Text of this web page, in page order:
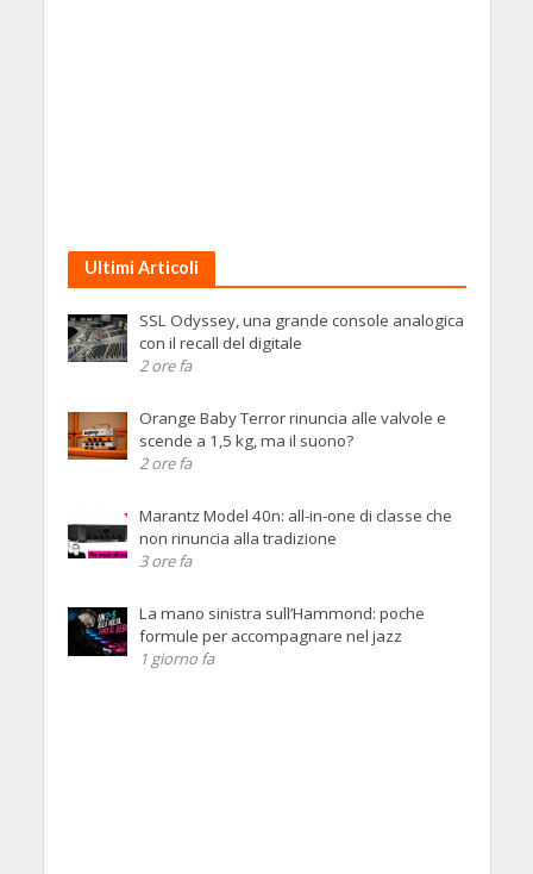
Ultimi Articoli
SSL Odyssey, una grande console analogica
con il recall del digitale
2 ore fa
Orange Baby Terror rinuncia alle valvole e
scende a 1,5 kg, ma il suono?
2 ore fa
Marantz Model 40n: all-in-one di classe che
non rinuncia alla tradizione
3 ore fa
La mano sinistra sull’Hammond: poche
formule per accompagnare nel jazz
1 giorno fa